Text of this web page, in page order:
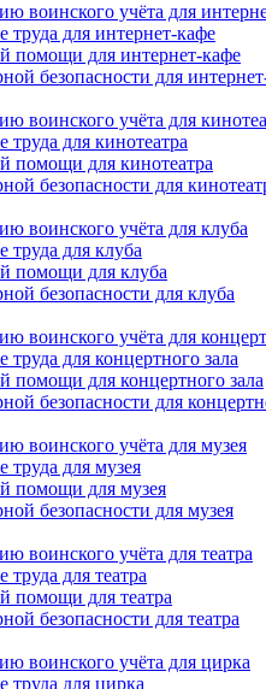
воинского учёта для
для интернет-кафе
помощи для интернет-кафе
безопасности для
воинского учёта для
для кинотеатра
помощи для кинотеатра
безопасности для
воинского учёта для клуба
для клуба
помощи для клуба
безопасности для клуба
воинского учёта для
для концертного зала
помощи для концертного зала
безопасности для
воинского учёта для музея
для музея
помощи для музея
безопасности для музея
воинского учёта для театра
для театра
помощи для театра
безопасности для театра
воинского учёта для цирка
труда для цирка